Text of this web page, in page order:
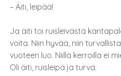
– Äiti, leipää!
Ja äiti toi ruisleivästä
voita. Niin hyvää, niin
vuoteen luo. Niillä kerroilla ei
Oli äiti, ruisleipä ja turva.